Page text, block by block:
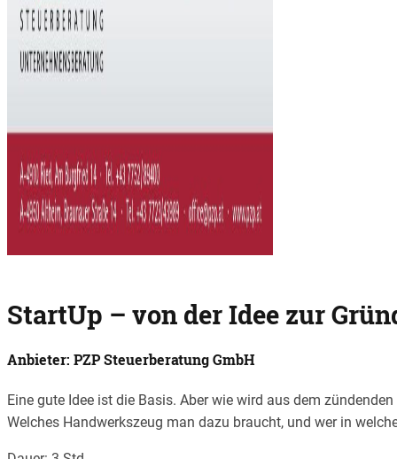
StartUp – von der Idee zur
Anbieter: PZP Steuerberatung GmbH
Eine gute Idee ist die Basis. Aber wie wird aus dem
Welches Handwerkszeug man dazu braucht, und wer in